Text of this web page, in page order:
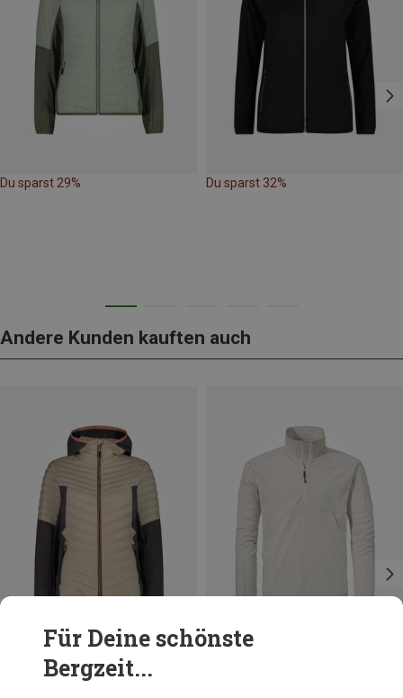
Du sparst 29% Du sparst 32%
Andere Kunden kauften auch
Für Deine schönste
Bergzeit...